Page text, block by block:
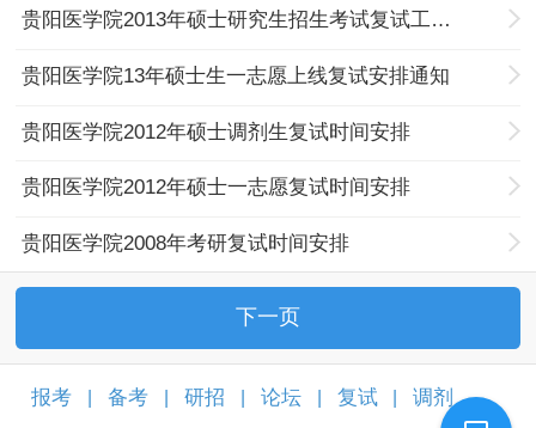
贵阳医学院2013年硕士研究生招生考试复试工作方案
贵阳医学院13年硕士生一志愿上线复试安排通知
贵阳医学院2012年硕士调剂生复试时间安排
贵阳医学院2012年硕士一志愿复试时间安排
贵阳医学院2008年考研复试时间安排
下一页
报考 备考 研招 论坛 复试 调剂